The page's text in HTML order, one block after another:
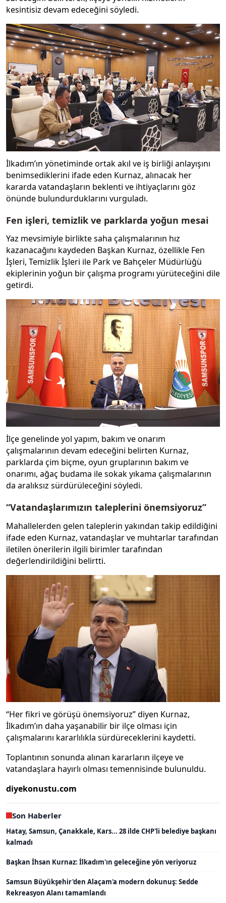
kesintisiz devam edeceğini söyledi.
İlkadım’ın yönetiminde ortak akıl ve iş birliği anlayışını
benimsediklerini ifade eden Kurnaz, alınacak her
kararda vatandaşların beklenti ve ihtiyaçlarını göz
önünde bulundurduklarını vurguladı.
Fen işleri, temizlik ve parklarda yoğun mesai
Yaz mevsimiyle birlikte saha çalışmalarının hız
kazanacağını kaydeden Başkan Kurnaz, özellikle Fen
İşleri, Temizlik İşleri ile Park ve Bahçeler Müdürlüğü
ekiplerinin yoğun bir çalışma programı yürüteceğini dile
getirdi.
İlçe genelinde yol yapım, bakım ve onarım
çalışmalarının devam edeceğini belirten Kurnaz,
parklarda çim biçme, oyun gruplarının bakım ve
onarımı, ağaç budama ile sokak yıkama çalışmalarının
da aralıksız sürdürüleceğini söyledi.
“Vatandaşlarımızın taleplerini önemsiyoruz”
Mahallelerden gelen taleplerin yakından takip edildiğini
ifade eden Kurnaz, vatandaşlar ve muhtarlar tarafından
iletilen önerilerin ilgili birimler tarafından
değerlendirildiğini belirtti.
“Her fikri ve görüşü önemsiyoruz” diyen Kurnaz,
İlkadım’ın daha yaşanabilir bir ilçe olması için
çalışmalarını kararlılıkla sürdüreceklerini kaydetti.
Toplantının sonunda alınan kararların ilçeye ve
vatandaşlara hayırlı olması temennisinde bulunuldu.
diyekonustu.com
Son Haberler
Hatay, Samsun, Çanakkale, Kars... 28 ilde CHP'li belediye başkanı
kalmadı
Başkan İhsan Kurnaz: İlkadım'ın geleceğine yön veriyoruz
Samsun Büyükşehir'den Alaçam'a modern dokunuş: Sedde
Rekreasyon Alanı tamamlandı